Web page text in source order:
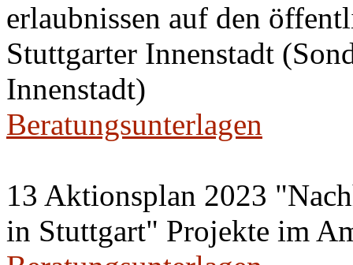
erlaubnissen auf den
Stuttgarter Innenstadt
Innenstadt)
Beratungsunterlagen
13 Aktionsplan 2023
in Stuttgart" Projekte im